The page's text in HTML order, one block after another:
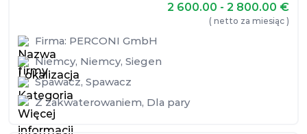
2 600.00 - 2 800.00 €
( netto za miesiąc )
Firma: PERCONI GmbH
Niemcy, Niemcy, Siegen
Spawacz, Spawacz
Z zakwaterowaniem, Dla pary